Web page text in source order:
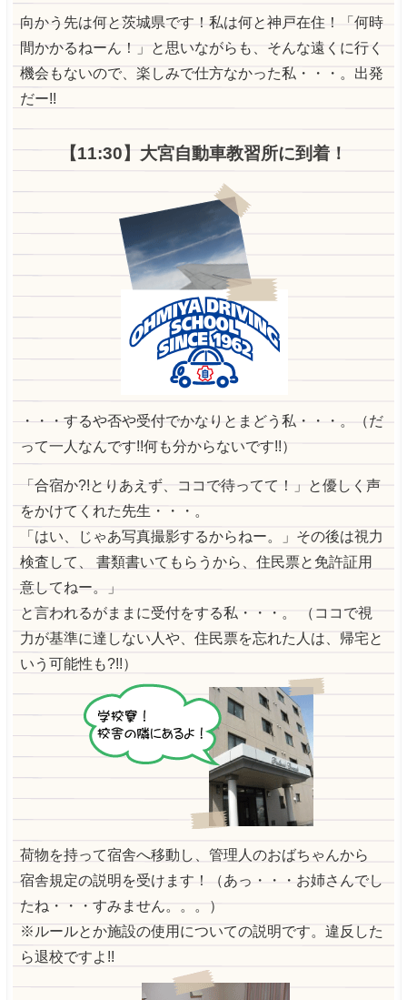
向かう先は何と茨城県です！私は何と神戸在住！
「何時
間かかるねーん！」と思いながらも、そんな遠くに行く
機会もないので、楽しみで仕方なかった私・・・。出発
だー!!
【11:30】大宮自動車教習所に到着！
・・・するや否や受付でかなりとまどう私・・・。
（だ
って一人なんです!!何も分からないです!!）
「合宿か?!とりあえず、ココで待ってて！」と優しく声
をかけてくれた先生・・・。
「はい、じゃあ写真撮影するからねー。」その後は視力
検査して、
書類書いてもらうから、住民票と免許証用
意してねー。」
と言われるがままに受付をする私・・・。
（ココで視
力が基準に達しない人や、住民票を忘れた人は、帰宅と
いう可能性も?!!）
荷物を持って宿舎へ移動し、管理人のおばちゃんから
宿舎規定の説明を受けます！（あっ・・・お姉さんでし
たね・・・すみません。。。）
※ルールとか施設の使用についての説明です。違反した
ら退校ですよ!!